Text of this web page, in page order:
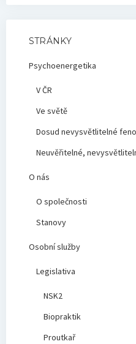
STRÁNKY
Psychoenergetika
V ČR
Ve světě
Dosud nevysvětlitelné
Neuvěřitelné,
O nás
O společnosti
Stanovy
Osobní služby
Legislativa
NSK2
Biopraktik
Proutkař